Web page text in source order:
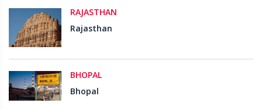
RAJASTHAN
Rajasthan
BHOPAL
Bhopal